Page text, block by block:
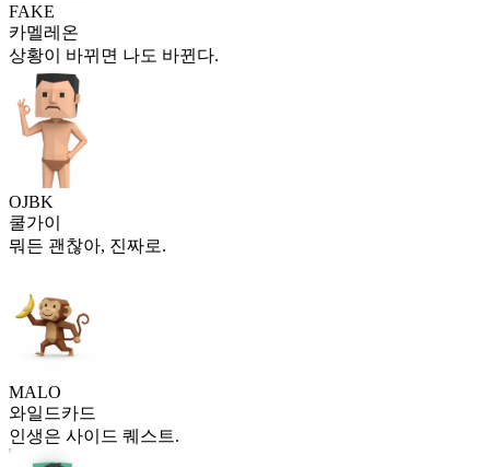
FAKE
카멜레온
상황이 바뀌면 나도 바뀐다.
OJBK
쿨가이
뭐든 괜찮아, 진짜로.
MALO
와일드카드
인생은 사이드 퀘스트.